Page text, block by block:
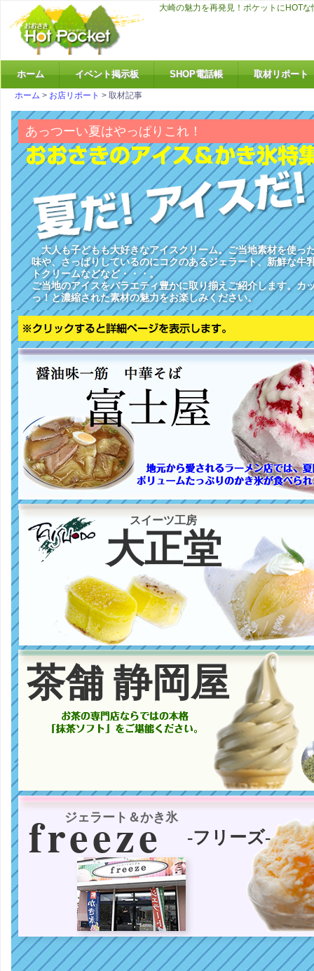
ケットにHOTな情報をお届けするコミュニティサイトです♪ 大崎の魅力
ホーム イベント掲示板 SHOP電話帳 取材リポート
ホーム > お店リポート > 取材記事